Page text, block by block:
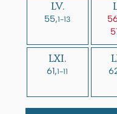
LV.
55,1-13
LXI.
61,1-11